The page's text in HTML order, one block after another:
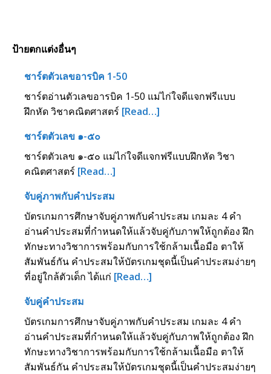
ป้ายตกแต่งอื่นๆ
ชาร์ตตัวเลขอารบิค 1-50
ชาร์ตอ่านตัวเลขอารบิค 1-50 แม่ไก่ใจดีแจกฟรีแบบ
ฝึกหัด วิชาคณิตศาสตร์ [Read…]
ชาร์ตตัวเลข ๑-๕๐
ชาร์ตตัวเลข ๑-๕๐ แม่ไก่ใจดีแจกฟรีแบบฝึกหัด วิชา
คณิตศาสตร์ [Read…]
จับคู่ภาพกับคำประสม
บัตรเกมการศึกษาจับคู่ภาพกับคำประสม เกมละ 4 คำ
อ่านคำประสมที่กำหนดให้แล้วจับคู่กับภาพให้ถูกต้อง ฝึก
ทักษะทางวิชาการพร้อมกับการใช้กล้ามเนื้อมือ ตาให้
สัมพันธ์กัน คำประสมให้บัตรเกมชุดนี้เป็นคำประสมง่ายๆ
ที่อยู่ใกล้ตัวเด็ก ได้แก่ [Read…]
จับคู่คำประสม
บัตรเกมการศึกษาจับคู่ภาพกับคำประสม เกมละ 4 คำ
อ่านคำประสมที่กำหนดให้แล้วจับคู่กับภาพให้ถูกต้อง ฝึก
ทักษะทางวิชาการพร้อมกับการใช้กล้ามเนื้อมือ ตาให้
สัมพันธ์กัน คำประสมให้บัตรเกมชุดนี้เป็นคำประสมง่ายๆ